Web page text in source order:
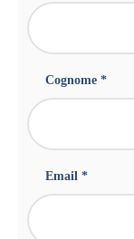
Cognome *
Email *